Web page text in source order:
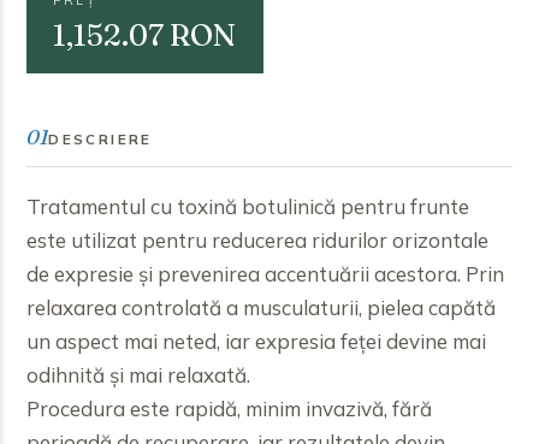
1,152.07 RON
01DESCRIERE
Tratamentul cu toxină botulinică pentru frunte
este utilizat pentru reducerea ridurilor orizontale
de expresie și prevenirea accentuării acestora. Prin
relaxarea controlată a musculaturii, pielea capătă
un aspect mai neted, iar expresia feței devine mai
odihnită și mai relaxată.
Procedura este rapidă, minim invazivă, fără